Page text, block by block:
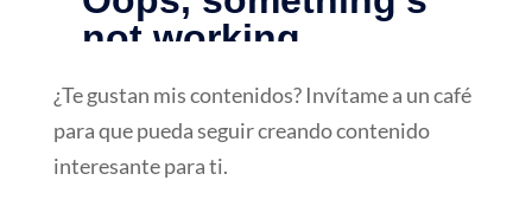
¿Te gustan mis contenidos? Invítame a un café
para que pueda seguir creando contenido
interesante para ti.